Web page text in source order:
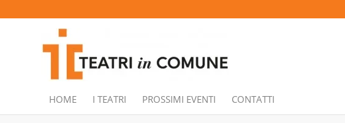
HOME I TEATRI PROSSIMI EVENTI CONTATTI